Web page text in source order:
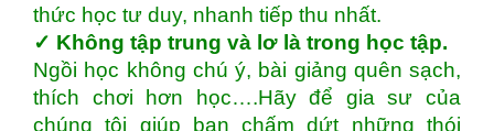
thức học tư duy, nhanh tiếp thu nhất.
✓ Không tập trung và lơ là trong học tập.
Ngồi học không chú ý, bài giảng quên sạch,
thích chơi hơn học….Hãy để gia sư của
chúng tôi giúp bạn chấm dứt những thói